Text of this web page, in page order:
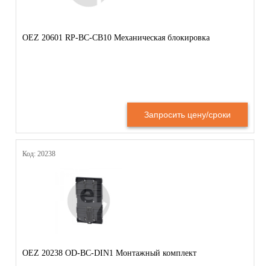
OEZ 20601 RP-BC-CB10 Механическая блокировка
Запросить цену/сроки
Код: 20238
OEZ 20238 OD-BC-DIN1 Монтажный комплект